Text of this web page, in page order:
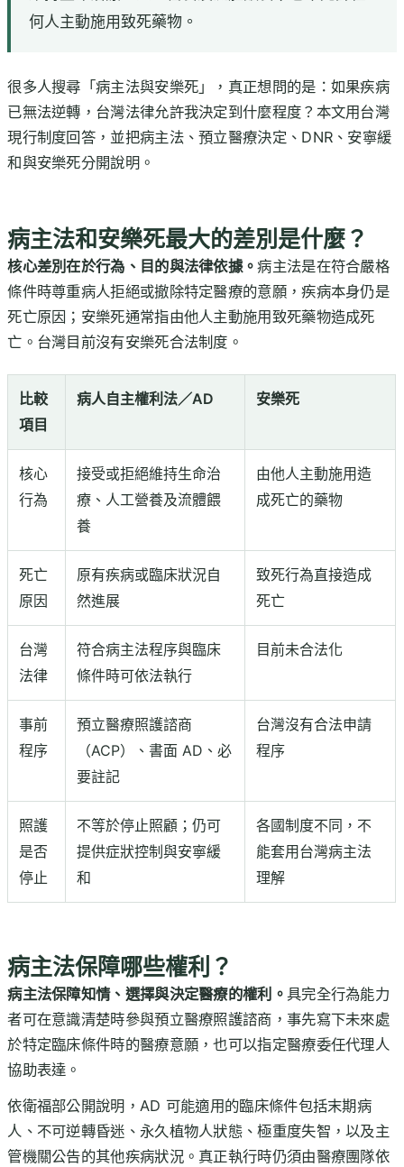
何人主動施用致死藥物。
很多人搜尋「病主法與安樂死」，真正想問的是：如果疾病
已無法逆轉，台灣法律允許我決定到什麼程度？本文用台灣
現行制度回答，並把病主法、預立醫療決定、DNR、安寧緩
和與安樂死分開說明。
病主法和安樂死最大的差別是什麼？
核心差別在於行為、目的與法律依據。病主法是在符合嚴格
條件時尊重病人拒絕或撤除特定醫療的意願，疾病本身仍是
死亡原因；安樂死通常指由他人主動施用致死藥物造成死
亡。台灣目前沒有安樂死合法制度。
比較
項目
病人自主權利法／AD 安樂死
核心
行為
接受或拒絕維持生命治
療、人工營養及流體餵
養
由他人主動施用造
成死亡的藥物
死亡
原因
原有疾病或臨床狀況自
然進展
致死行為直接造成
死亡
台灣
法律
符合病主法程序與臨床
條件時可依法執行
目前未合法化
事前
程序
預立醫療照護諮商
（ACP）、書面 AD、必
要註記
台灣沒有合法申請
程序
照護
是否
停止
不等於停止照顧；仍可
提供症狀控制與安寧緩
和
各國制度不同，不
能套用台灣病主法
理解
病主法保障哪些權利？
病主法保障知情、選擇與決定醫療的權利。 具完全行為能力
者可在意識清楚時參與預立醫療照護諮商，事先寫下未來處
於特定臨床條件時的醫療意願，也可以指定醫療委任代理人
協助表達。
依衛福部公開說明，AD 可能適用的臨床條件包括末期病
人、不可逆轉昏迷、永久植物人狀態、極重度失智，以及主
管機關公告的其他疾病狀況。真正執行時仍須由醫療團隊依